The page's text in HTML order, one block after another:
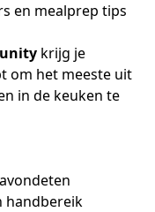
en mealprep tips
krijg je
om het meeste uit
in de keuken te
handbereik